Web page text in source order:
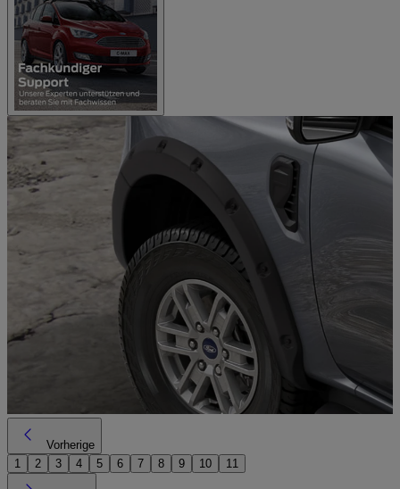
Vorherige
1
2 3 4 5 6 7 8 9 10 11